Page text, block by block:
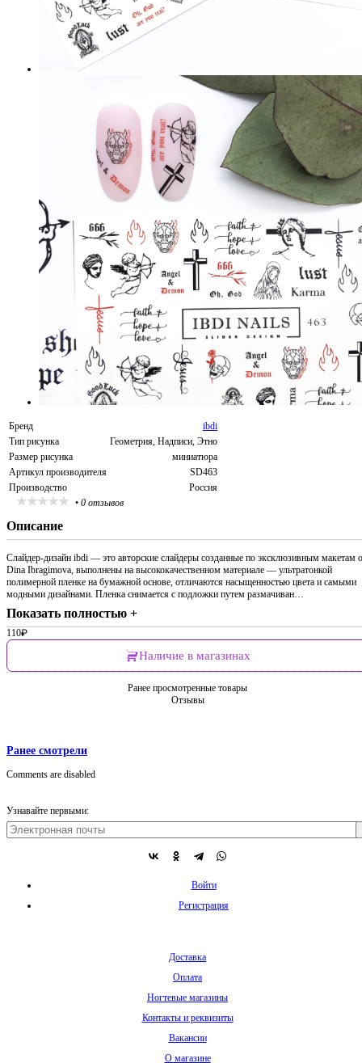
Бренд
ibdi
Тип рисунка
Геометрия, Надписи, Этно
Размер рисунка
миниатюра
Артикул производителя
SD463
Производство
Россия
• 0 отзывов
Описание
Слайдер-дизайн ibdi — это авторские слайдеры созданные по эксклюзивным макетам
Dina Ibragimova, выполнены на высококачественном материале — ультратонкой
полимерной пленке на бумажной основе, отличаются насыщенностью цвета и самыми
модными дизайнами. Пленка снимается с подложки путем размачиван…
Показать полностью +
110₽
Наличие в магазинах
Ранее просмотренные товары
Отзывы
Ранее смотрели
Comments are disabled
Узнавайте первыми:
Войти
Регистрация
Доставка
Оплата
Ногтевые магазины
Контакты и реквизиты
Вакансии
О магазине